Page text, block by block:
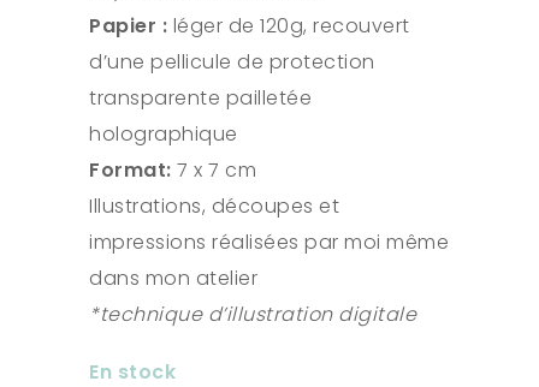
Papier : léger de 120g, recouvert
d’une pellicule de protection
transparente pailletée
holographique
Format:7 x 7 cm
Illustrations, découpes et
impressions réalisées par moi même
dans mon atelier
*technique d’illustration digitale
En stock